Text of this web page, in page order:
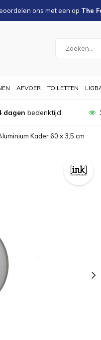
ons met een op The
AFVOER TOILETTEN
dagen bedenktijd
Kader 60 x 3,5 cm